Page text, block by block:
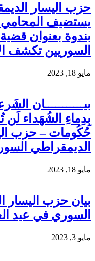
حزب اليسار
يستضيف
بندوة بعنوان
السوريين تكشف
مايو 18, 2023
بيـــــــــــان
بِدِماءِ الشُهَداء لَن
حُكُومات – حزب
الديمقراطي
مايو 18, 2023
بيان حزب اليسار
السوري في عيد
مايو 3, 2023